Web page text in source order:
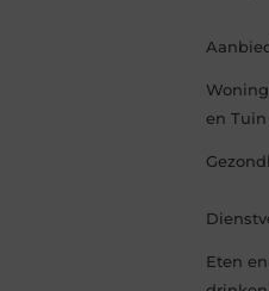
Woning
en Tuin
Eten en